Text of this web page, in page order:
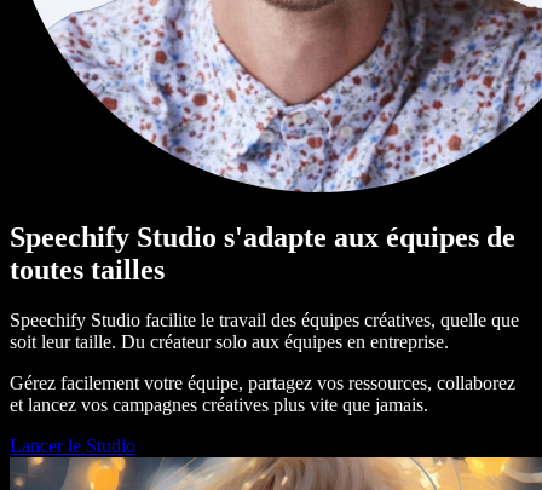
Speechify Studio s'adapte aux équipes de
toutes tailles
Speechify Studio facilite le travail des équipes créatives, quelle que
soit leur taille. Du créateur solo aux équipes en entreprise.
Gérez facilement votre équipe, partagez vos ressources, collaborez
et lancez vos campagnes créatives plus vite que jamais.
Lancer le Studio